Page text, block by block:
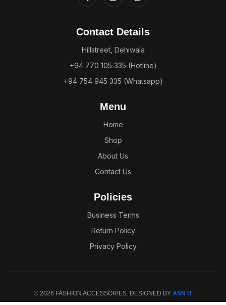
Contact Details
Hillstreet, Dehiwala
+94 770 105 335 (Hotline)
+94 754 945 335 (Whatsapp)
Menu
Home
Shop
About Us
Contact Us
Policies
Business Terms
Return Policy
Privacy Policy
© 2026 FASHION ACCESSORIES. DESIGNED BY ASN IT